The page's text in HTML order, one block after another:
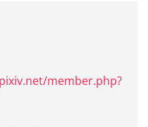
member.php?